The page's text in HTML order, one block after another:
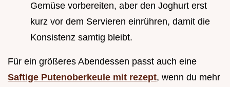
Gemüse vorbereiten, aber den Joghurt erst
kurz vor dem Servieren einrühren, damit die
Konsistenz samtig bleibt.
Für ein größeres Abendessen passt auch eine
Saftige Putenoberkeule mit rezept, wenn du mehr